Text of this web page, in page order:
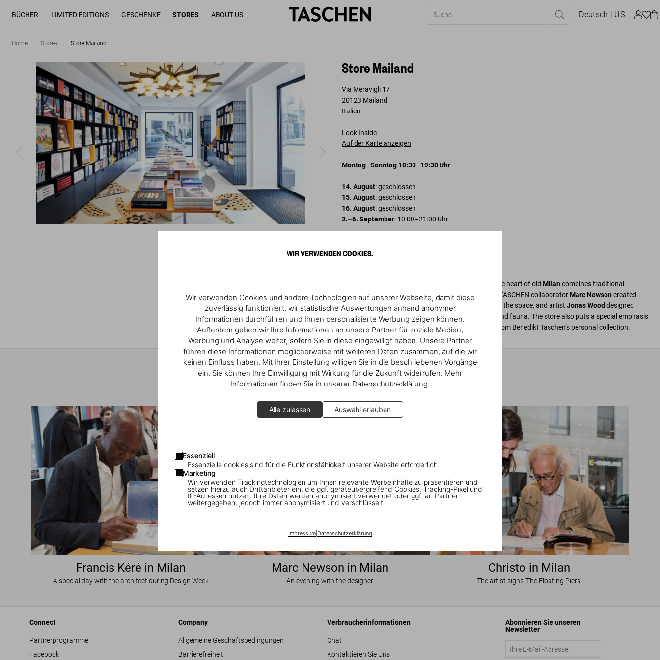
WIR VERWENDEN COOKIES.
Wir verwenden Cookies und andere Technologien auf unserer Webseite, damit diese
zuverlässig funktioniert, wir statistische Auswertungen anhand anonymer
Informationen durchführen und Ihnen personalisierte Werbung zeigen können.
Außerdem geben wir Ihre Informationen an unsere Partner für soziale Medien,
Werbung und Analyse weiter, sofern Sie in diese eingewilligt haben. Unsere Partner
führen diese Informationen möglicherweise mit weiteren Daten zusammen, auf die wir
keinen Einfluss haben. Mit Ihrer Einstellung willigen Sie in die beschriebenen Vorgänge
ein. Sie können Ihre Einwilligung mit Wirkung für die Zukunft widerrufen. Mehr
Informationen finden Sie in unserer Datenschutzerklärung.
Alle zulassen Auswahl erlauben
Essenziell
Essenzielle cookies sind für die Funktionsfähigkeit unserer Website erforderlich.
Marketing
Wir verwenden Trackingtechnologien um Ihnen relevante Werbeinhalte zu präsentieren und
setzen hierzu auch Drittanbieter ein, die ggf. geräteübergreifend Cookies, Tracking-Pixel und
IP-Adressen nutzen. Ihre Daten werden anonymisiert verwendet oder ggf. an Partner
weitergegeben, jedoch immer anonymisiert und verschlüsselt.
Impressum| Datenschutzerklärung
BÜCHER LIMITED EDITIONS GESCHENKE STORES ABOUT US Deutsch | US
Home Stores Store Mailand
Store Mailand
Via Meravigli 17
20123 Mailand
Italien
Look Inside
Auf der Karte anzeigen
Montag–Sonntag 10:30–19:30 Uhr
14. August: geschlossen
15. August: geschlossen
16. August: geschlossen
2.–6. September: 10:00–21:00 Uhr
Telefon +39 02 84 34 5013
in the heart of old Milan combines traditional
craftsmanship with cutting-edge design. Long-term TASCHEN collaborator Marc Newson created
large glass-top cabinets and custom bookshelves for the space, and artist Jonas Wood designed
terrazzo flooring with shimmering Californian flora and fauna. The store also puts a special emphasis
on Italian design from the 1950s with select pieces from Benedikt Taschen’s personal collection.
Mehr entdecken
Francis Kéré in Milan
A special day with the architect during Design Week
Marc Newson in Milan
An evening with the designer
Christo in Milan
The artist signs 'The Floating Piers'
Connect
Partnerprogramme
Facebook
Company
Allgemeine Geschäftsbedingungen
Barrierefreiheit
Verbraucherinformationen
Chat
Kontaktieren Sie Uns
Abonnieren Sie unseren
Newsletter